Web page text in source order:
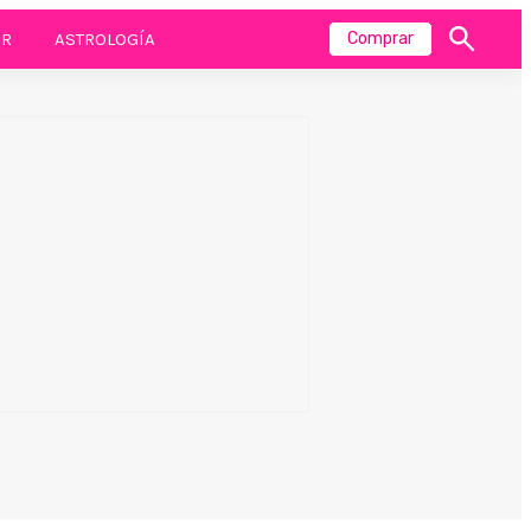
ASTROLOGÍA Comprar
Mostrar